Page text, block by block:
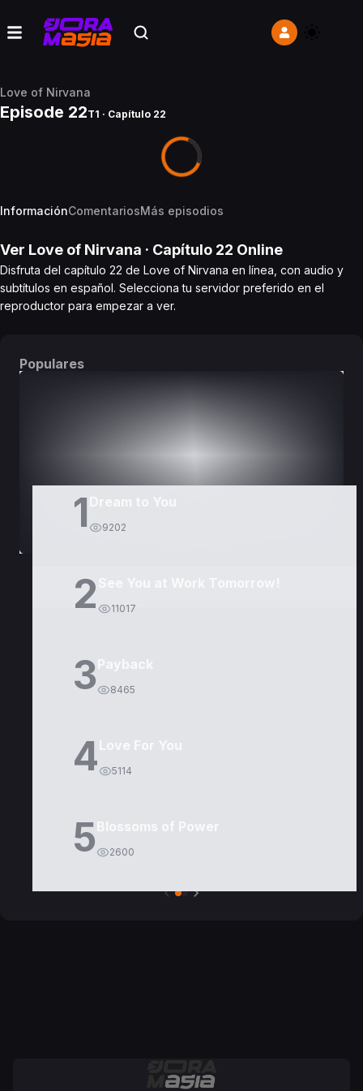
Love of Nirvana
Episode 22T1 · Capítulo 22
InformaciónComentariosMás episodios
Ver Love of Nirvana · Capítulo 22 Online
Disfruta del capítulo 22 de Love of Nirvana en línea, con audio y
subtítulos en español. Selecciona tu servidor preferido en el
reproductor para empezar a ver.
Populares
1 9202
2 11017
3Payback
8465
4Love For You
5114
5Blossoms of Power
2600